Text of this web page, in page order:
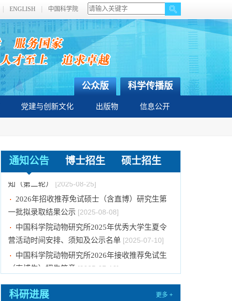
ENGLISH 中国科学院
科学传播版
公众版
党建与创新文化 出版物 信息公开
通知公告 博士招生 硕士招生
关于招募“第二届‘一带一路’地区昆虫多样性格
局评估与智能监测体系关键技术培训班”学员的通
招生考试初试科目调整公告
科研进展 更多 +